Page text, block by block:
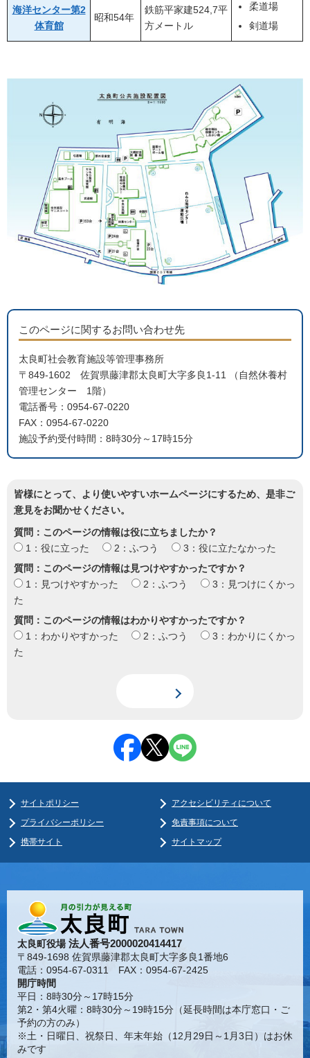
海洋センター第2
体育館
昭和54年
鉄筋平家建524,7平
方メートル
柔道場
剣道場
このページに関するお問い合わせ先
太良町社会教育施設等管理事務所
〒849-1602 佐賀県藤津郡太良町大字多良1-11 （自然休養村
管理センター 1階）
電話番号：0954-67-0220
FAX：0954-67-0220
施設予約受付時間：8時30分～17時15分
皆様にとって、より使いやすいホームページにするため、是非ご
意見をお聞かせください。
質問：このページの情報は役に立ちましたか？
1：役に立った
2：ふつう
3：役に立たなかった
質問：このページの情報は見つけやすかったですか？
1：見つけやすかった
2：ふつう
3：見つけにくかっ
た
質問：このページの情報はわかりやすかったですか？
1：わかりやすかった
2：ふつう
3：わかりにくかっ
た
サイトポリシー
アクセシビリティについて
プライバシーポリシー
免責事項について
携帯サイト
サイトマップ
太良町役場法人番号2000020414417
〒849-1698 佐賀県藤津郡太良町大字多良1番地6
電話：0954-67-0311 FAX：0954-67-2425
開庁時間
平日：8時30分～17時15分
第2・第4火曜：8時30分～19時15分（延長時間は本庁窓口・ご
予約の方のみ）
※土・日曜日、祝祭日、年末年始（12月29日～1月3日）はお休
みです